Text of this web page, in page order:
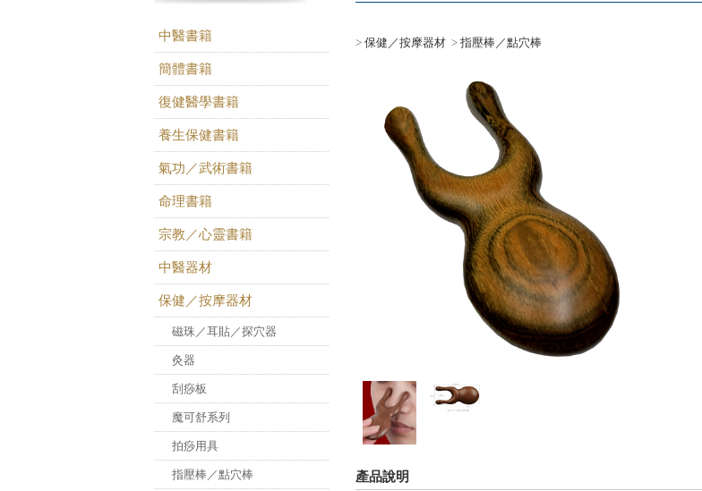
中醫書籍
簡體書籍
復健醫學書籍
養生保健書籍
氣功／武術書籍
命理書籍
宗教／心靈書籍
中醫器材
保健／按摩器材
磁珠／耳貼／探穴器
灸器
刮痧板
魔可舒系列
拍痧用具
指壓棒／點穴棒
> 保健／按摩器材 > 指壓棒／點穴棒
產品說明